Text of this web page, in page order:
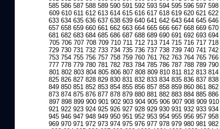
585 586 587 588 589 590 591 592 593 594 595 596 597 598
609 610 611 612 613 614 615 616 617 618 619 620 621 622
633 634 635 636 637 638 639 640 641 642 643 644 645 646
657 658 659 660 661 662 663 664 665 666 667 668 669 670
681 682 683 684 685 686 687 688 689 690 691 692 693 694
705 706 707 708 709 710 711 712 713 714 715 716 717 718
729 730 731 732 733 734 735 736 737 738 739 740 741 742
753 754 755 756 757 758 759 760 761 762 763 764 765 766
777 778 779 780 781 782 783 784 785 786 787 788 789 790
801 802 803 804 805 806 807 808 809 810 811 812 813 814
825 826 827 828 829 830 831 832 833 834 835 836 837 838
849 850 851 852 853 854 855 856 857 858 859 860 861 862
873 874 875 876 877 878 879 880 881 882 883 884 885 886
897 898 899 900 901 902 903 904 905 906 907 908 909 910
921 922 923 924 925 926 927 928 929 930 931 932 933 934
945 946 947 948 949 950 951 952 953 954 955 956 957 958
969 970 971 972 973 974 975 976 977 978 979 980 981 982